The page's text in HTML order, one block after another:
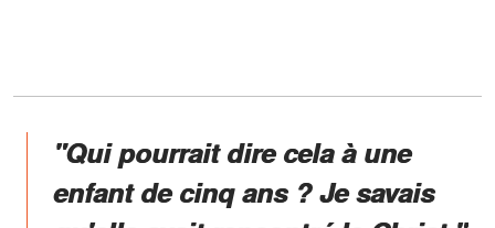
"Qui pourrait dire cela à une
enfant de cinq ans ? Je savais